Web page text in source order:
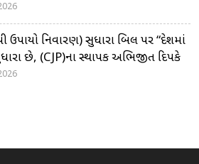
ઉપાયો નિવારણ) સુધારા બિલ પર “દેશમાં
છે, (CJP)ના સ્થાપક અભિજીત દિપકે